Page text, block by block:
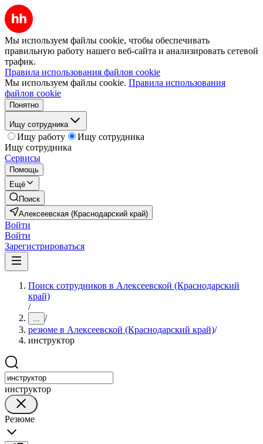
Мы используем файлы cookie, чтобы обеспечивать
правильную работу нашего веб-сайта и анализировать сетевой
трафик.
Правила использования файлов cookie
Мы используем файлы cookie. Правила использования
файлов cookie
Понятно
Ищу сотрудника
Ищу работу
Ищу сотрудника
Ищу сотрудника
Сервисы
Помощь
Ещё
Поиск
Алексеевская (Краснодарский край)
Войти
Войти
Зарегистрироваться
Поиск сотрудников в Алексеевской (Краснодарский
край)
/
... /
резюме в Алексеевской (Краснодарский край)/
инструктор
инструктор
Резюме